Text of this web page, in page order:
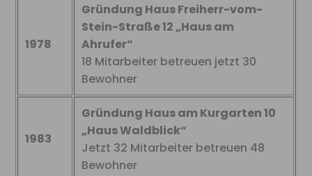
1978
Gründung Haus Freiherr-vom-
Stein-Straße 12 „Haus am
Ahrufer“
18 Mitarbeiter betreuen jetzt 30
Bewohner
1983
Gründung Haus am Kurgarten 10
„Haus Waldblick“
Jetzt 32 Mitarbeiter betreuen 48
Bewohner